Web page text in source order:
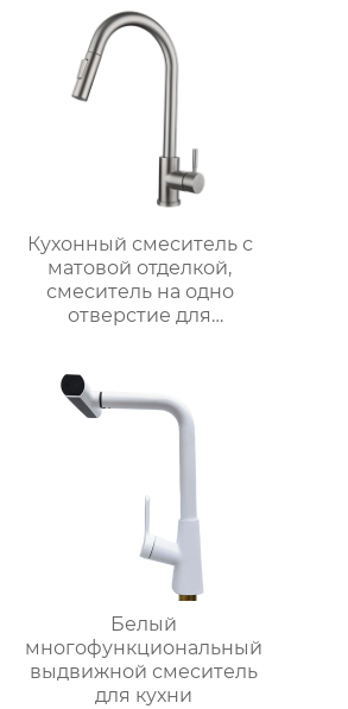
Кухонный смеситель с
матовой отделкой,
смеситель на одно
отверстие для
Белый
многофункциональный
выдвижной смеситель
для кухни